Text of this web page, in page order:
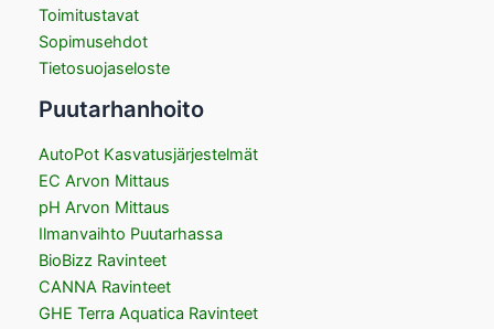
Toimitustavat
Sopimusehdot
Tietosuojaseloste
Puutarhanhoito
AutoPot Kasvatusjärjestelmät
EC Arvon Mittaus
pH Arvon Mittaus
Ilmanvaihto Puutarhassa
BioBizz Ravinteet
CANNA Ravinteet
GHE Terra Aquatica Ravinteet